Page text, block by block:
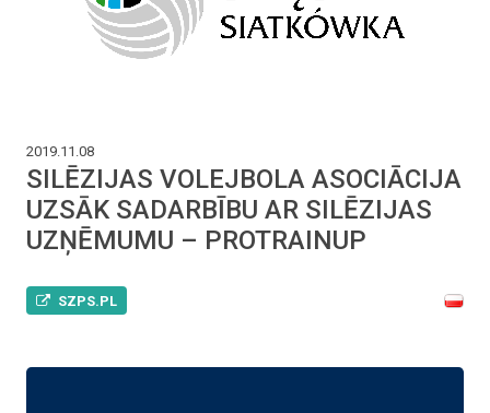
2019.11.08
SILĒZIJAS VOLEJBOLA ASOCIĀCIJA
UZSĀK SADARBĪBU AR SILĒZIJAS
UZŅĒMUMU – PROTRAINUP
SZPS.PL